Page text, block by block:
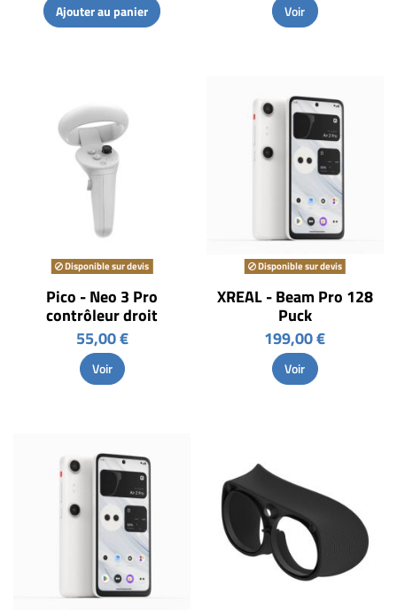
Ajouter au panier Voir
Disponible sur devis
Pico - Neo 3 Pro
contrôleur droit
55,00 €
Voir
Disponible sur devis
XREAL - Beam Pro 128
Puck
199,00 €
Voir